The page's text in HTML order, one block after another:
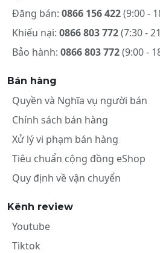
Đăng bán: 0866 156 422(9:00 -
Khiếu nại: 0866 803 772(7:30 -
Bảo hành: 0866 803 772(9:00 -
Bán hàng
Quyền và Nghĩa vụ người bán
Chính sách bán hàng
Xử lý vi phạm bán hàng
Tiêu chuẩn cộng đồng eShop
Quy định về vận chuyển
Kênh review
Youtube
Tiktok